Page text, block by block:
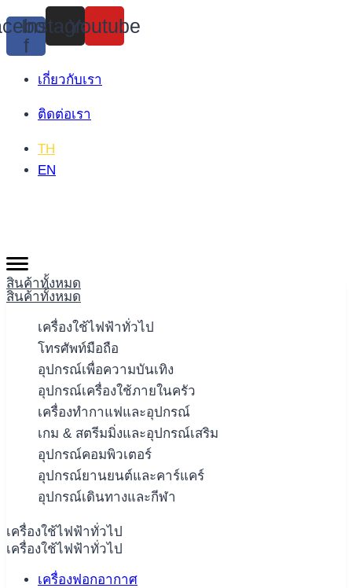
Skip
to
content
f
Instagram
Youtube
เกี่ยวกับเรา
ติดต่อเรา
TH
EN
สินค้าทั้งหมด
สินค้าทั้งหมด
เครื่องใช้ไฟฟ้าทั่วไป
โทรศัพท์มือถือ
อุปกรณ์เพื่อความบันเทิง
อุปกรณ์เครื่องใช้ภายในครัว
เครื่องทำกาแฟและอุปกรณ์
เกม & สตรีมมิ่งและอุปกรณ์เสริม
อุปกรณ์คอมพิวเตอร์
อุปกรณ์ยานยนต์และคาร์แคร์
อุปกรณ์เดินทางและกีฬา
เครื่องใช้ไฟฟ้าทั่วไป
เครื่องใช้ไฟฟ้าทั่วไป
เครื่องฟอกอากาศ